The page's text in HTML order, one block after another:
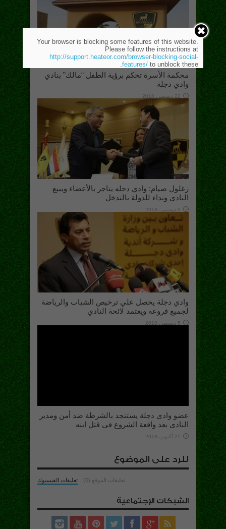
محكمة الأسرة تحكم برؤية الطفل “مالك” بنادي
وادي دجلة
22 ديسمبر، 2018
زغلول صيام: وادي دجله يتاجر بالأعضاء ويبيع
النادي ونداء للدولة بالتدخل
9 ديسمبر، 2018
وادي دجلة يحصل علي ترخيص الشباب والرياضة
لجميع فروعه ويعتمد لائحة النادي
5 ديسمبر، 2018
عضو وادى دجلة يستنجد بالشرطة ضد أمن ومدير
النادى بعد واقعة الشروع فى قتل ابنه
21 أكتوبر، 2018
للرد على الموضوع
تعليقات الفيسبوك تعليقات الموقع (0)
الشبكات الإجتماعية
Your browser is blocking some features of this website.
Please follow the instructions at
http://support.heateor.com/browser-blocking-social-
features/ to unblock these.